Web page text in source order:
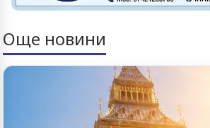
Още новини